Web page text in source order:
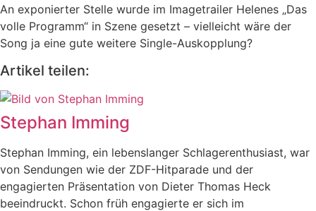
An exponierter Stelle wurde im Imagetrailer Helenes „Das
volle Programm“ in Szene gesetzt – vielleicht wäre der
Song ja eine gute weitere Single-Auskopplung?
Artikel teilen:
Stephan Imming
Stephan Imming, ein lebenslanger Schlagerenthusiast, war
von Sendungen wie der ZDF-Hitparade und der
engagierten Präsentation von Dieter Thomas Heck
beeindruckt. Schon früh engagierte er sich im